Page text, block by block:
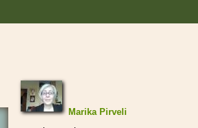
Marika Pirveli